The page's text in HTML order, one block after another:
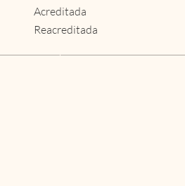
Acreditada
Reacreditada